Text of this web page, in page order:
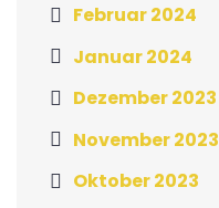
Februar 2024
Januar 2024
Dezember 2023
November 2023
Oktober 2023